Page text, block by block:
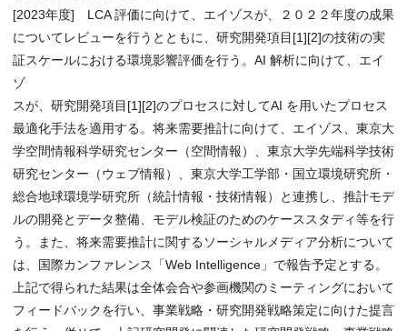
[2023年度] LCA 評価に向けて、エイゾスが、２０２２年度の成果
についてレビューを行うとともに、研究開発項目[1][2]の技術の実
証スケールにおける環境影響評価を行う。AI 解析に向けて、エイ
ゾ
スが、研究開発項目[1][2]のプロセスに対してAI を用いたプロセス
最適化手法を適用する。将来需要推計に向けて、エイゾス、東京大
学空間情報科学研究センター（空間情報）、東京大学先端科学技術
研究センター（ウェブ情報）、東京大学工学部・国立環境研究所・
総合地球環境学研究所（統計情報・技術情報）と連携し、推計モデ
ルの開発とデータ整備、モデル検証のためのケーススタディ等を行
う。また、将来需要推計に関するソーシャルメディア分析について
は、国際カンファレンス「Web Intelligence」で報告予定とする。
上記で得られた結果は全体会合や参画機関のミーティングにおいて
フィードバックを行い、事業戦略・研究開発戦略策定に向けた提言